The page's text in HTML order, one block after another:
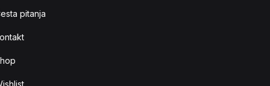
pitanja